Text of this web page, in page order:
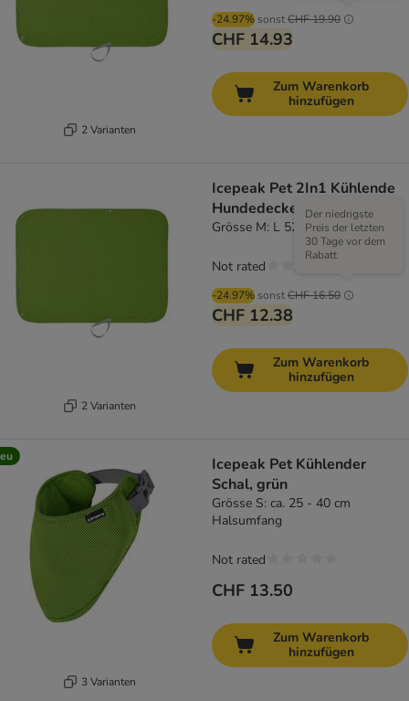
2 Varianten
-24.97% sonstCHF 19.90
CHF 14.93
Zum Warenkorb
hinzufügen
2 Varianten
Icepeak Pet 2In1 Kühlende
Hundedecke, grün
Grösse M: L 52 x B 62 cm
-24.97% sonstCHF 16.50
Der niedrigste
Preis der letzten
30 Tage vor dem
Rabatt
CHF 12.38
Not rated
Zum Warenkorb
hinzufügen
3 Varianten
Icepeak Pet Kühlender
Schal, grün
Grösse S: ca. 25 - 40 cm
Halsumfang
CHF 13.50
Not rated
Zum Warenkorb
hinzufügen